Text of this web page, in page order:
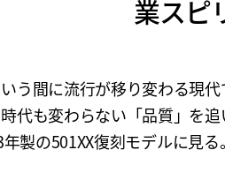
業スピ
う間に流行が移り変わる現
代も変わらない「品質」を
製の501XX復刻モデルに見る。